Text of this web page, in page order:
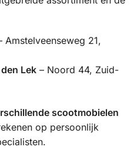
Amstelveenseweg 21,
Lek – Noord 44, Zuid-
scootmobielen
op persoonlijk